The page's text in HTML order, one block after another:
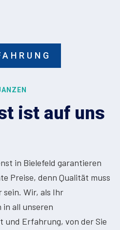
ist auf uns
in Bielefeld garantieren
Preise, denn Qualität muss
Wir, als Ihr
all unseren
und Erfahrung, von der Sie